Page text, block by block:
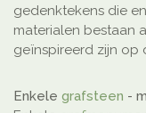
gedenktekens die
materialen bestaan
geïnspireerd zijn op
Enkele grafsteen -